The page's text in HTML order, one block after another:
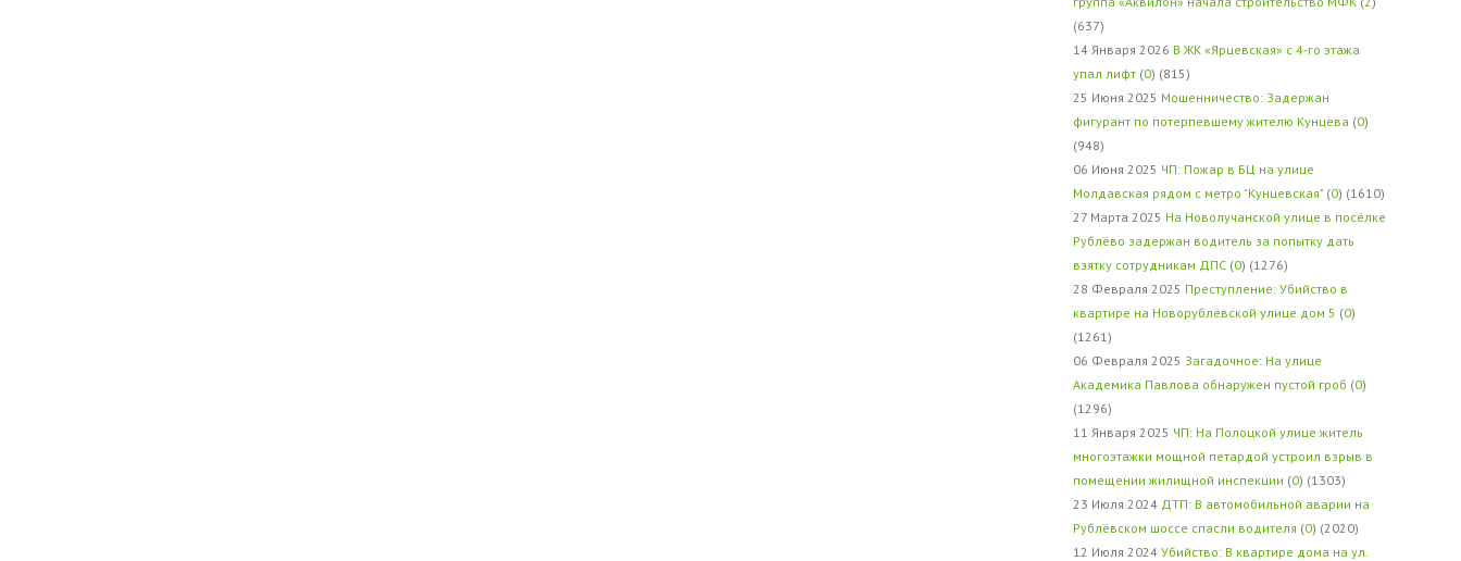
(637)
14 Января 2026 В ЖК «Ярцевская» с 4-го этажа
упал лифт (0) (815)
25 Июня 2025 Мошенничество: Задержан
фигурант по потерпевшему жителю Кунцева (0)
(948)
06 Июня 2025 ЧП: Пожар в БЦ на улице
Молдавская рядом с метро "Кунцевская" (0) (1610)
27 Марта 2025 На Новолучанской улице в посёлке
Рублёво задержан водитель за попытку дать
взятку сотрудникам ДПС (0) (1276)
28 Февраля 2025 Преступление: Убийство в
квартире на Новорублёвской улице дом 5 (0)
(1261)
06 Февраля 2025 Загадочное: На улице
Академика Павлова обнаружен пустой гроб (0)
(1296)
11 Января 2025 ЧП: На Полоцкой улице житель
многоэтажки мощной петардой устроил взрыв в
помещении жилищной инспекции (0) (1303)
23 Июля 2024 ДТП: В автомобильной аварии на
Рублёвском шоссе спасли водителя (0) (2020)
12 Июля 2024 Убийство: В квартире дома на ул.